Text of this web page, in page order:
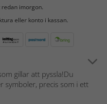
redan imorgon.
eller konto i kassan.
gillar att pyssla!Du
symboler, precis som i ett